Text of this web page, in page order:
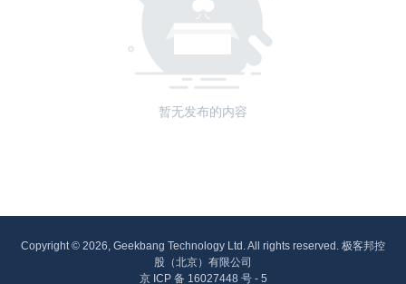
暂无发布的内容
Copyright © 2026, Geekbang Technology Ltd. All rights reserved. 极客邦控
股（北京）有限公司
京 ICP 备 16027448 号 - 5